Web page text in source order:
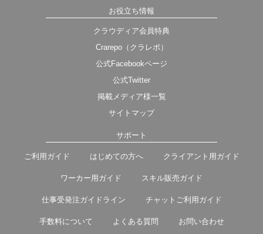
お役立ち情報
クラウディア会員特典
Crarepo（クラレポ）
公式Facebookページ
公式Twitter
掲載メディア様一覧
サイトマップ
サポート
ご利用ガイド はじめての方へ クライアント用ガイド
ワーカー用ガイド スキル販売ガイド
仕事受発注ガイドライン チャットご利用ガイド
手数料について よくある質問 お問い合わせ